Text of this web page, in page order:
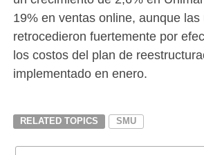
19% en ventas online, aunque las
retrocedieron fuertemente por
los costos del plan de
implementado en enero.
RELATED TOPICS SMU